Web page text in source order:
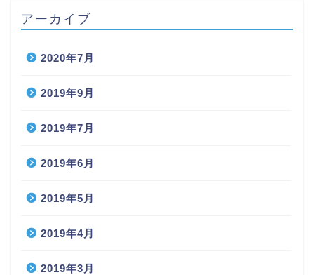
アーカイブ
2020年7月
2019年9月
2019年7月
2019年6月
2019年5月
2019年4月
2019年3月